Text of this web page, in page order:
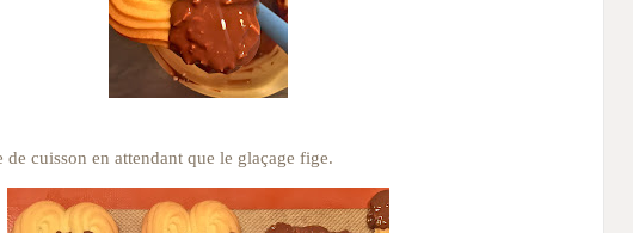
cuisson en attendant que le glaçage fige.